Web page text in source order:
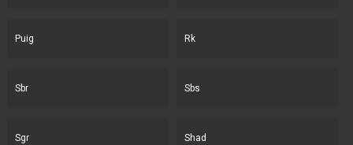
Puig Rk
Sbr Sbs
Sgr Shad